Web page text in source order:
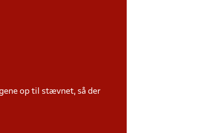
op til stævnet, så der